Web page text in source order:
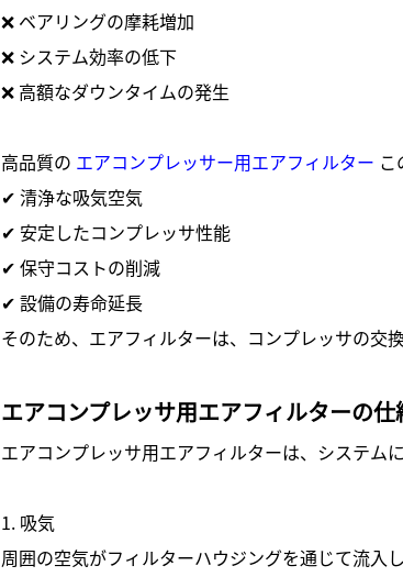
❌ ベアリングの摩耗増加
❌ システム効率の低下
❌ 高額なダウンタイムの発生
高品質の エアコンプレッサー用エアフィルター こ
✔ 清浄な吸気空気
✔ 安定したコンプレッサ性能
✔ 保守コストの削減
✔ 設備の寿命延長
そのため、エアフィルターは、コンプレッサの交
エアコンプレッサ用エアフィルターの仕
エアコンプレッサ用エアフィルターは、システム
1. 吸気
周囲の空気がフィルターハウジングを通じて流入し